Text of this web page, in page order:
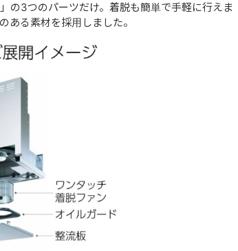
の3つのパーツだけ。着脱も簡単で手軽に行えま
ある素材を採用しました。